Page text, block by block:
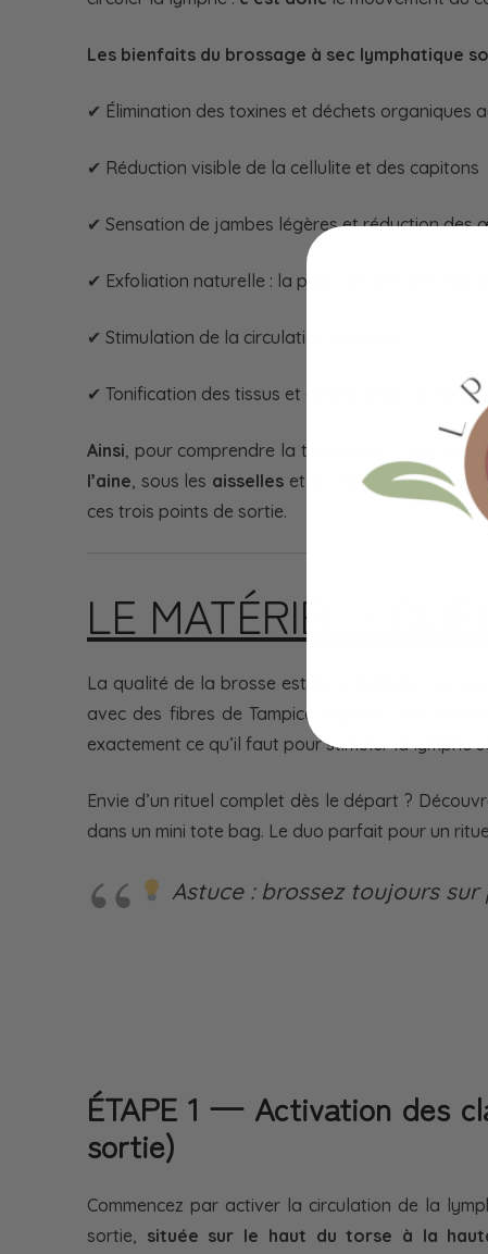
Les bienfaits du brossage à sec lymphatique
✔ Élimination des toxines et déchets organiques
✔ Réduction visible de la cellulite et des capitons
✔ Sensation de jambes légères et réduction des
✔ Exfoliation naturelle : la peau devient plus
✔ Stimulation de la circulation sanguine
✔ Tonification des tissus et amélioration du tonus
Ainsi, pour comprendre la technique, il faut
l’aine, sous les aisselles et en haut du torse, au
ces trois points de sortie.
LE MATÉRIEL :
La qualité de la brosse est déterminante.
avec des fibres de Tampico (agave), elle est
exactement ce qu’il faut pour stimuler la lymphe
Envie d’un rituel complet dès le départ ?
dans un mini tote bag. Le duo parfait pour un
Astuce : brossez toujours
ÉTAPE 1 — Activation des
sortie)
Commencez par activer la circulation de la
sortie, située sur le haut du torse à la